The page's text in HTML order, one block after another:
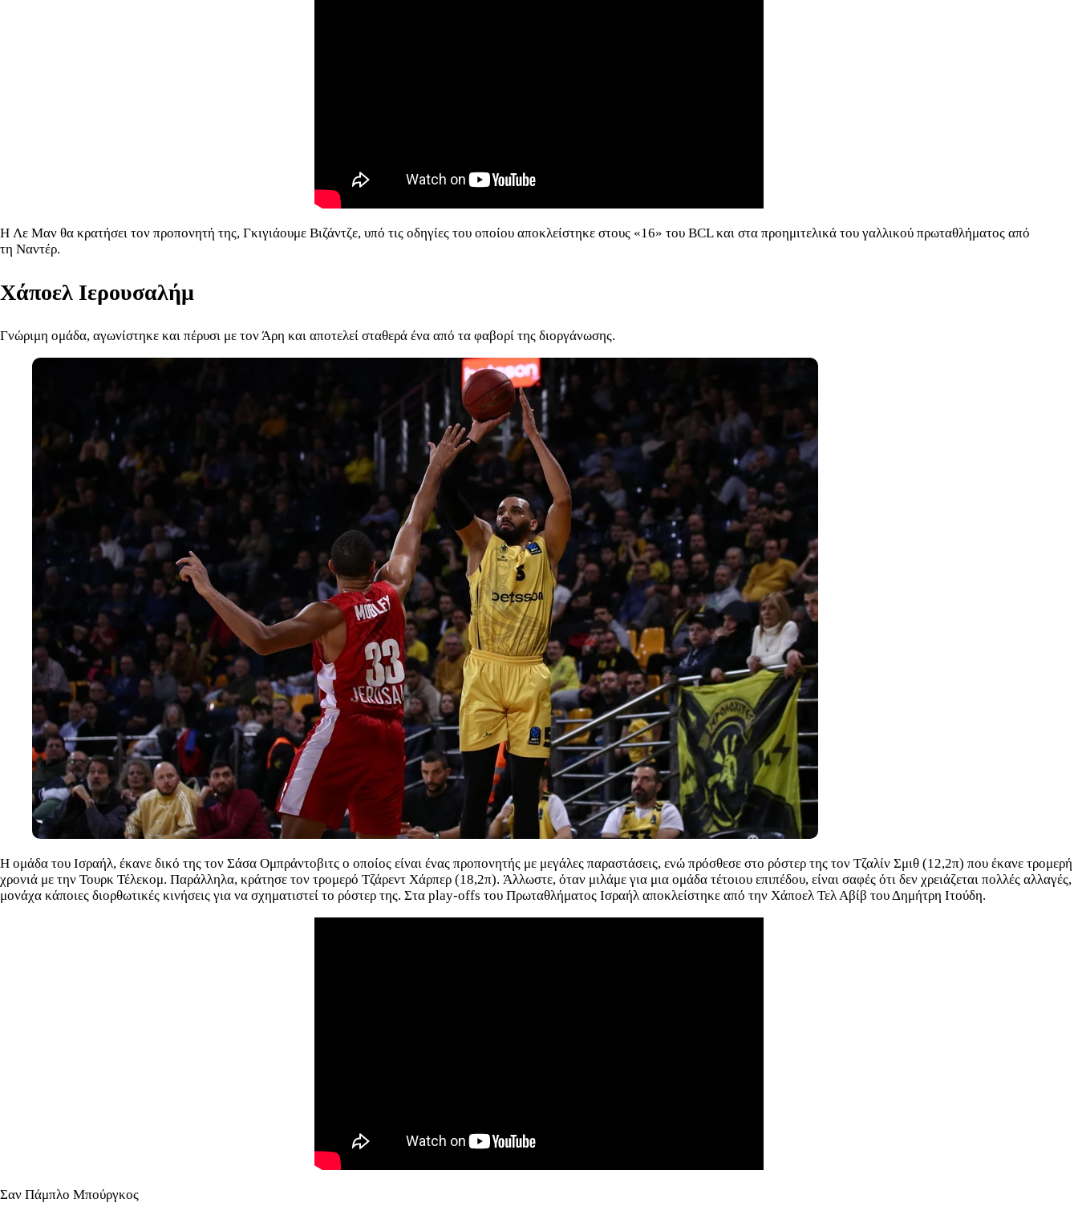
Η Λε Μαν θα κρατήσει τον προπονητή της, Γκιγιάουμε Βιζάντζε, υπό τις οδηγίες του οποίου αποκλείστηκε στους «16» του BCL και στα προημιτελικά του γαλλικού πρωταθλήματος από
τη Ναντέρ.
Χάποελ Ιερουσαλήμ
Γνώριμη ομάδα, αγωνίστηκε και πέρυσι με τον Άρη και αποτελεί σταθερά ένα από τα φαβορί της διοργάνωσης.
Η ομάδα του Ισραήλ, έκανε δικό της τον Σάσα Ομπράντοβιτς ο οποίος είναι ένας προπονητής με μεγάλες παραστάσεις, ενώ πρόσθεσε στο ρόστερ της τον Τζαλίν Σμιθ (12,2π) που έκανε τρομερή
χρονιά με την Τουρκ Τέλεκομ. Παράλληλα, κράτησε τον τρομερό Τζάρεντ Χάρπερ (18,2π). Άλλωστε, όταν μιλάμε για μια ομάδα τέτοιου επιπέδου, είναι σαφές ότι δεν χρειάζεται πολλές αλλαγές,
μονάχα κάποιες διορθωτικές κινήσεις για να σχηματιστεί το ρόστερ της. Στα play-offs του Πρωταθλήματος Ισραήλ αποκλείστηκε από την Χάποελ Τελ Αβίβ του Δημήτρη Ιτούδη.
Σαν Πάμπλο Μπούργκος